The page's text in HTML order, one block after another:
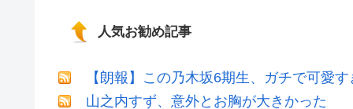
人気お勧め記事
【朗報】この乃木坂6期生、ガチで可愛
山之内すず、意外とお胸が大きかった